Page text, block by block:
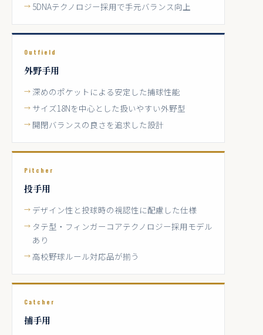
5DNAテクノロジー採用で手元バランス向上
Outfield
外野手用
深めのポケットによる安定した捕球性能
サイズ18Nを中心とした扱いやすい外野型
開閉バランスの良さを追求した設計
Pitcher
投手用
デザイン性と投球時の視認性に配慮した仕様
タテ型・フィンガーコアテクノロジー採用モデル
あり
高校野球ルール対応品が揃う
Catcher
捕手用